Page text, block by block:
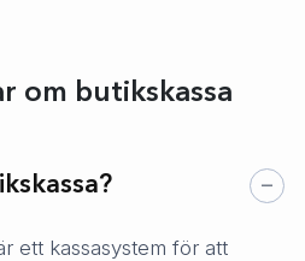
om butikskassa
ett kassasystem för att